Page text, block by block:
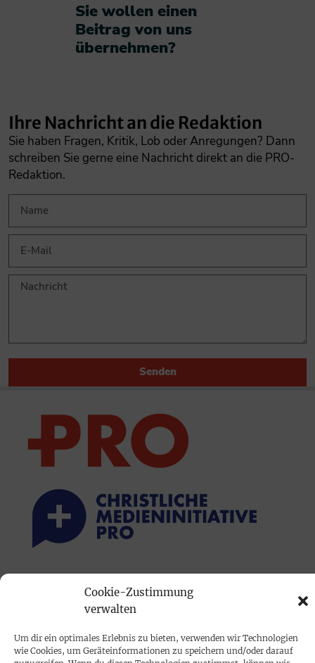
Cookie-Zustimmung
verwalten
Um dir ein optimales Erlebnis zu bieten, verwenden wir Technologien
wie Cookies, um Geräteinformationen zu speichern und/oder darauf
Sie wollen einen
Beitrag von uns
übernehmen?​
Ihre Nachricht an die Redaktion
Sie haben Fragen, Kritik, Lob oder Anregungen? Dann
schreiben Sie gerne eine Nachricht direkt an die PRO-
Redaktion.
Senden
PRINTAUSGABE
Mediadaten
PROKOMPAKT